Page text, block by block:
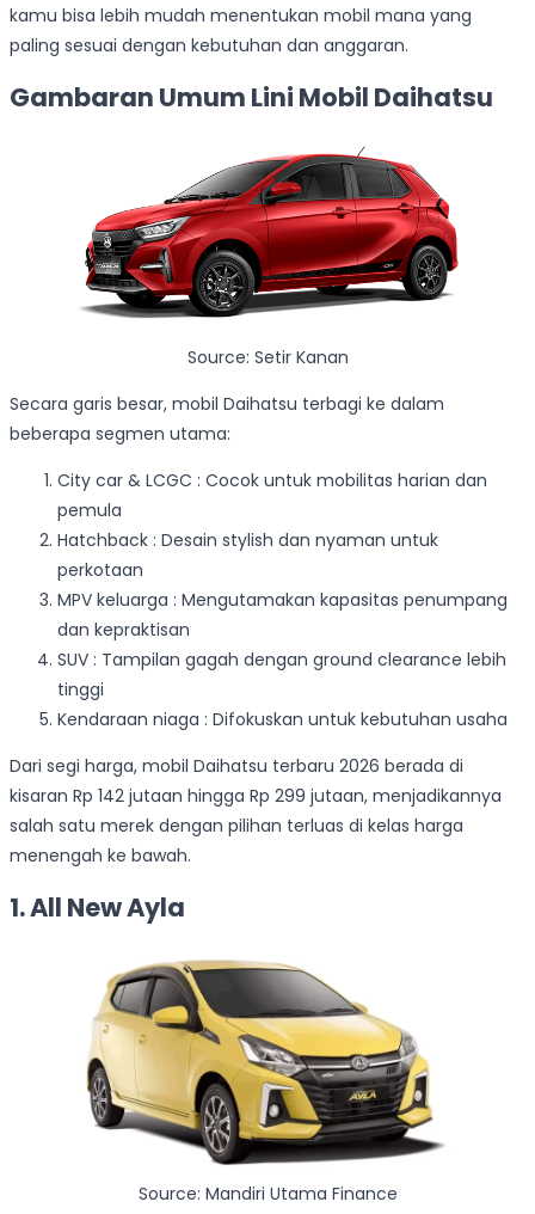
kamu bisa lebih mudah menentukan mobil mana yang
paling sesuai dengan kebutuhan dan anggaran.
Gambaran Umum Lini Mobil Daihatsu
Source: Setir Kanan
Secara garis besar, mobil Daihatsu terbagi ke dalam
beberapa segmen utama:
City car & LCGC : Cocok untuk mobilitas harian dan
pemula
Hatchback : Desain stylish dan nyaman untuk
perkotaan
MPV keluarga : Mengutamakan kapasitas penumpang
dan kepraktisan
SUV : Tampilan gagah dengan ground clearance lebih
tinggi
Kendaraan niaga : Difokuskan untuk kebutuhan usaha
Dari segi harga, mobil Daihatsu terbaru 2026 berada di
kisaran Rp 142 jutaan hingga Rp 299 jutaan, menjadikannya
salah satu merek dengan pilihan terluas di kelas harga
menengah ke bawah.
1. All New Ayla
Source: Mandiri Utama Finance